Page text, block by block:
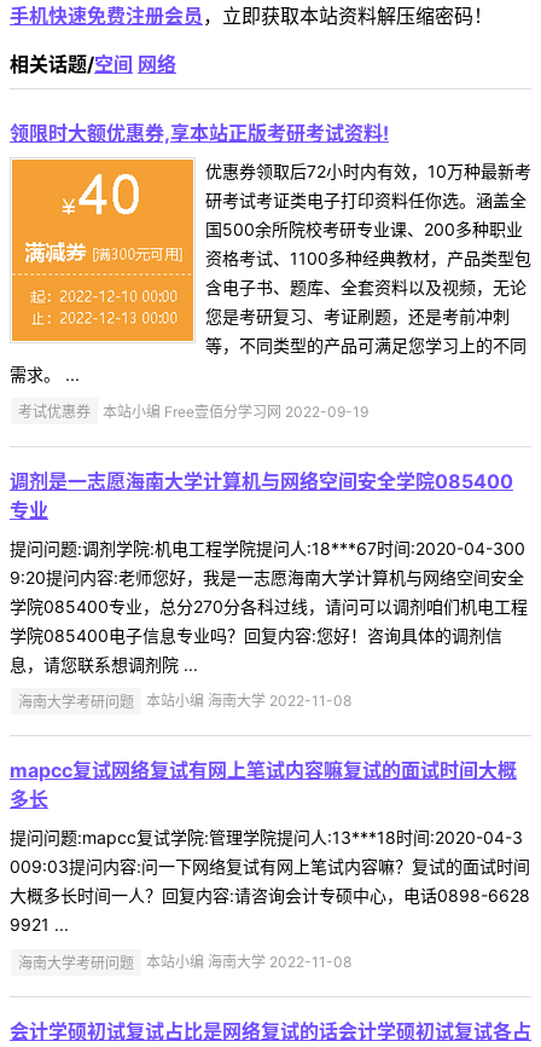
手机快速免费注册会员 ，立即获取本站资料解压缩密码！
相关话题/空间 网络
领限时大额优惠券,享本站正版考研考试资料!
优惠券领取后72小时内有效，10万种最新考
研考试考证类电子打印资料任你选。涵盖全
国500余所院校考研专业课、200多种职业
资格考试、1100多种经典教材，产品类型包
含电子书、题库、全套资料以及视频，无论
您是考研复习、考证刷题，还是考前冲刺
等，不同类型的产品可满足您学习上的不同
需求。 ...
考试优惠券 本站小编 Free壹佰分学习网 2022-09-19
调剂是一志愿海南大学计算机与网络空间安全学院085400
专业
提问问题:调剂学院:机电工程学院提问人:18***67时间:2020-04-300
9:20提问内容:老师您好，我是一志愿海南大学计算机与网络空间安全
学院085400专业，总分270分各科过线，请问可以调剂咱们机电工程
学院085400电子信息专业吗？回复内容:您好！咨询具体的调剂信
息，请您联系想调剂院 ...
海南大学考研问题 本站小编 海南大学 2022-11-08
mapcc复试网络复试有网上笔试内容嘛复试的面试时间大概
多长
提问问题:mapcc复试学院:管理学院提问人:13***18时间:2020-04-3
009:03提问内容:问一下网络复试有网上笔试内容嘛？复试的面试时间
大概多长时间一人？回复内容:请咨询会计专硕中心，电话0898-6628
9921 ...
海南大学考研问题 本站小编 海南大学 2022-11-08
会计学硕初试复试占比是网络复试的话会计学硕初试复试各占